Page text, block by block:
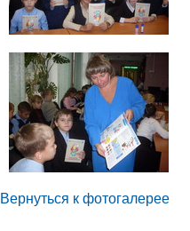
Вернуться к фотогалерее